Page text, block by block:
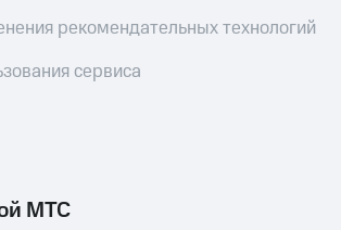
рекомендательных технологий
сервиса
МТС